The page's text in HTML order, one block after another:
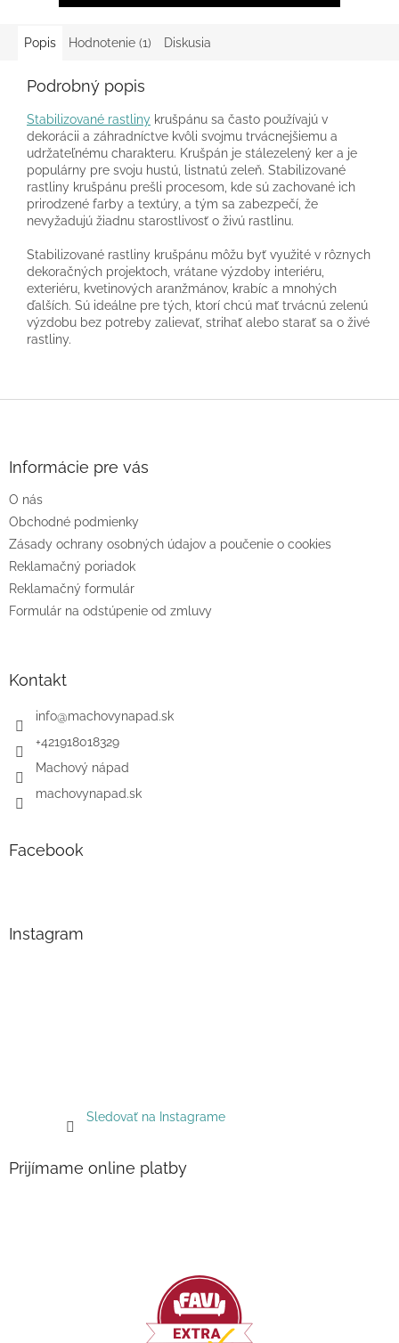
Popis Hodnotenie (1) Diskusia
Podrobný popis
Stabilizované rastliny krušpánu sa často používajú v
dekorácii a záhradníctve kvôli svojmu trvácnejšiemu a
udržateľnému charakteru. Krušpán je stálezelený ker a je
populárny pre svoju hustú, listnatú zeleň. Stabilizované
rastliny krušpánu prešli procesom, kde sú zachované ich
prirodzené farby a textúry, a tým sa zabezpečí, že
nevyžadujú žiadnu starostlivosť o živú rastlinu.
Stabilizované rastliny krušpánu môžu byť využité v rôznych
dekoračných projektoch, vrátane výzdoby interiéru,
exteriéru, kvetinových aranžmánov, krabíc a mnohých
ďalších. Sú ideálne pre tých, ktorí chcú mať trvácnú zelenú
výzdobu bez potreby zalievať, strihať alebo starať sa o živé
rastliny.
e
Informácie pre vás
O nás
Obchodné podmienky
Zásady ochrany osobných údajov a poučenie o cookies
Reklamačný poriadok
Reklamačný formulár
Formulár na odstúpenie od zmluvy
Kontakt
info@machovynapad.sk
+421918018329
Machový nápad
machovynapad.sk
Facebook
Instagram
Sledovať na Instagrame
Prijímame online platby